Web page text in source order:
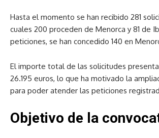
Hasta el momento se han recibido 281
cuales 200 proceden de Menorca y 81 de
peticiones, se han concedido 140 en
El importe total de las solicitudes
26.195 euros, lo que ha motivado la
para poder atender las peticiones
Objetivo de la